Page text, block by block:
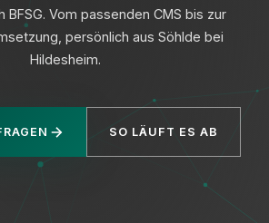
BFSG. Vom passenden CMS bis zur
persönlich aus Söhlde bei
Hildesheim.
SO LÄUFT ES AB